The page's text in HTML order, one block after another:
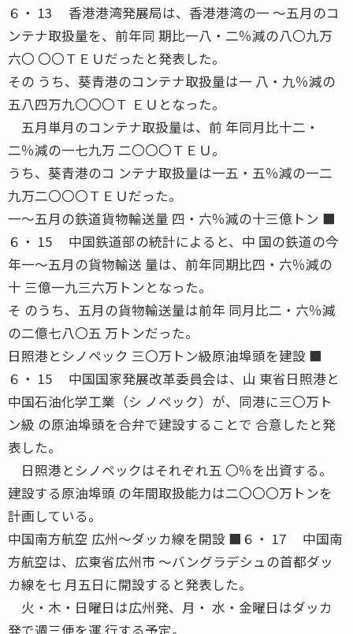
６・ 13 香港港湾発展局は、香港港湾の一 〜五月のコ
ンテナ取扱量を、前年同 期比一八・二％減の八〇九万
六〇 〇〇ＴＥＵだったと発表した。
その うち、葵青港のコンテナ取扱量は一 八・九％減の
五八四万九〇〇〇Ｔ ＥＵとなった。
五月単月のコンテナ取扱量は、前 年同月比十二・
二％減の一七九万 二〇〇〇ＴＥＵ。
うち、葵青港のコ ンテナ取扱量は一五・五％減の一二
九万二〇〇〇ＴＥＵだった。
一〜五月の鉄道貨物輸送量 四・六％減の十三億トン ■
６・ 15 中国鉄道部の統計によると、中 国の鉄道の今
年一〜五月の貨物輸送 量は、前年同期比四・六％減の
十 三億一九三六万トンとなった。
そ のうち、五月の貨物輸送量は前年 同月比二・六％減
の二億七八〇五 万トンだった。
日照港とシノペック 三〇万トン級原油埠頭を建設 ■
６・ 15 中国国家発展改革委員会は、山 東省日照港と
中国石油化学工業（シ ノペック）が、同港に三〇万ト
ン級 の原油埠頭を合弁で建設することで 合意したと発
表した。
日照港とシノペックはそれぞれ五 〇％を出資する。
建設する原油埠頭 の年間取扱能力は二〇〇〇万トンを
計画している。
中国南方航空 広州〜ダッカ線を開設 ■６・ 17 中国南
方航空は、広東省広州市 〜バングラデシュの首都ダッ
カ線を七 月五日に開設すると発表した。
火・木・日曜日は広州発、月・ 水・金曜日はダッカ
発で週三便を運 行する予定。